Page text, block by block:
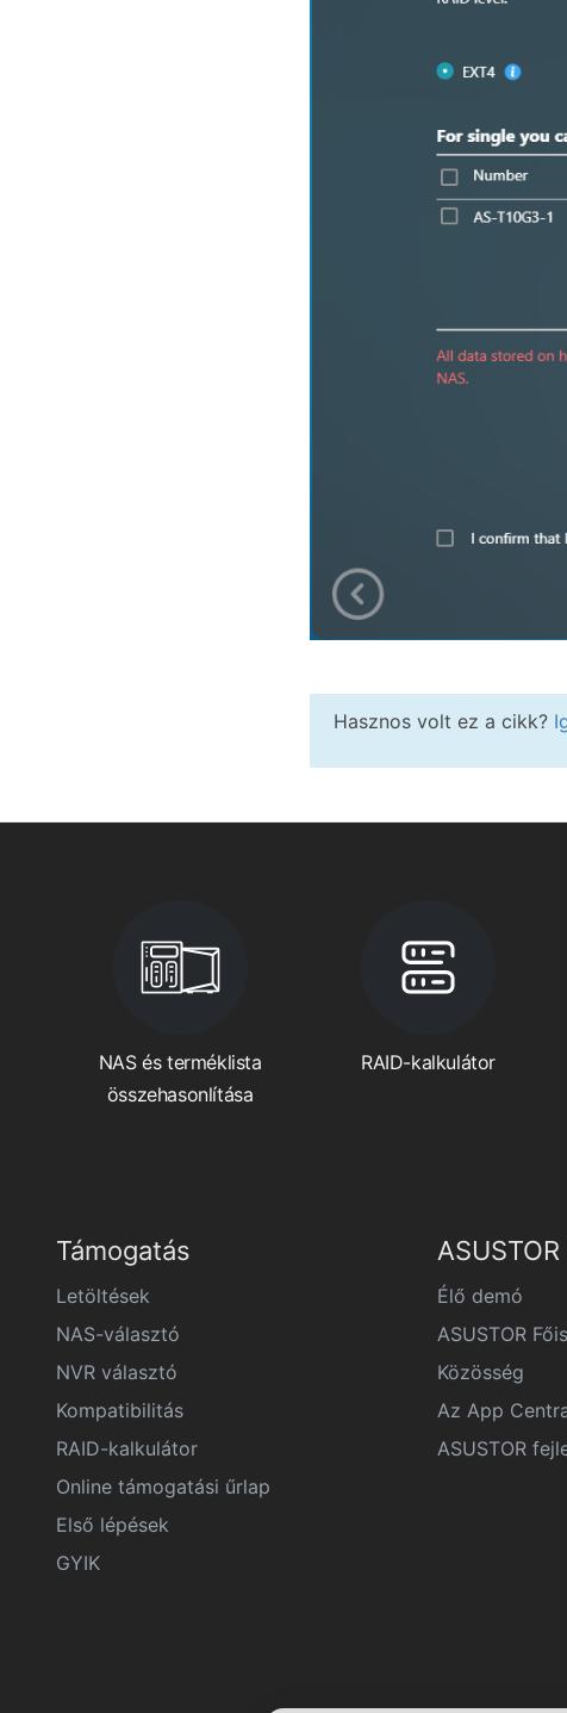
Hasznos volt ez a cikk?
NAS és terméklista
összehasonlítása
RAID-kalkulátor
Támogatás
Letöltések
NAS-választó
NVR választó
Kompatibilitás
RAID-kalkulátor
Online támogatási űrlap
Első lépések
GYIK
Élő demó
ASUSTOR
Közösség
Az App
ASUSTOR